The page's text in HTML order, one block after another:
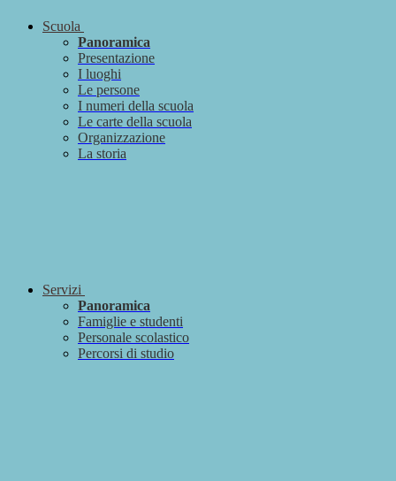
Scuola
Panoramica
Presentazione
I luoghi
Le persone
I numeri della scuola
Le carte della scuola
Organizzazione
La storia
Servizi
Panoramica
Famiglie e studenti
Personale scolastico
Percorsi di studio